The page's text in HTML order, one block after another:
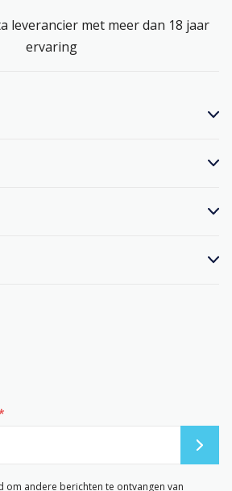
leverancier met meer dan 18 jaar
ervaring
om andere berichten te ontvangen van